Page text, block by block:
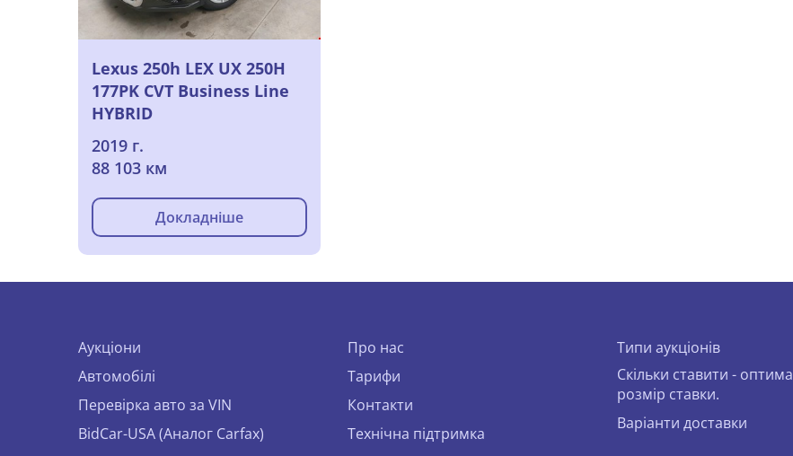
Lexus 250h LEX UX 250H
177PK CVT Business Line
HYBRID
2019 г.
88 103 км
Докладніше
Аукціони
Автомобілі
Перевірка авто за VIN
BidCar-USA (Аналог Carfax)
Про нас
Тарифи
Контакти
Технічна підтримка
Типи аукціонів
Скільки ставити -
розмір ставки.
Варіанти доставки